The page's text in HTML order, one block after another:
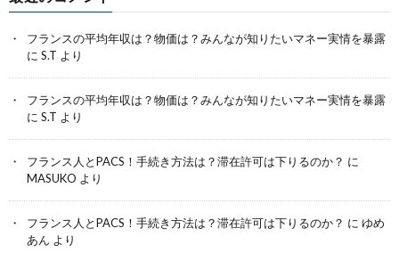
フランスの平均年収は？物価は？みんなが知りたいマネー実情を暴露
に S.T より
フランスの平均年収は？物価は？みんなが知りたいマネー実情を暴露
に S.T より
フランス人とPACS！手続き方法は？滞在許可は下りるのか？ に
MASUKO より
フランス人とPACS！手続き方法は？滞在許可は下りるのか？ に ゆめ
あん より